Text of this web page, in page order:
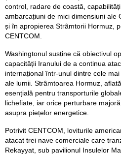
control, radare de coastă,
ambarcațiuni de mici dimensiuni ale
și în apropierea Strâmtorii Hormuz,
CENTCOM.
Washingtonul susține că obiectivul
capacității Iranului de a continua
internațional într-unul dintre cele
ale lumii. Strâmtoarea Hormuz,
esențială pentru transporturile
lichefiate, iar orice perturbare
asupra piețelor energetice.
Potrivit CENTCOM, loviturile
atacat trei nave comerciale care
Rekayyat, sub pavilionul Insulelor